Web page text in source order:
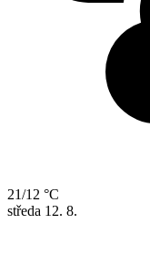
21/12 °C
středa 12. 8.